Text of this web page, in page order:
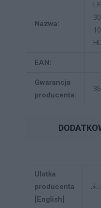
Nazwa:
EAN:
Gwarancja
producenta:
Ulotka
producenta
[English]